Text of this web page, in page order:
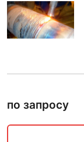
по запросу